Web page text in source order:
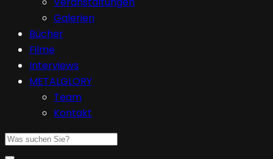
Galerien
Bücher
Filme
Interviews
METALGLORY
Team
Kontakt